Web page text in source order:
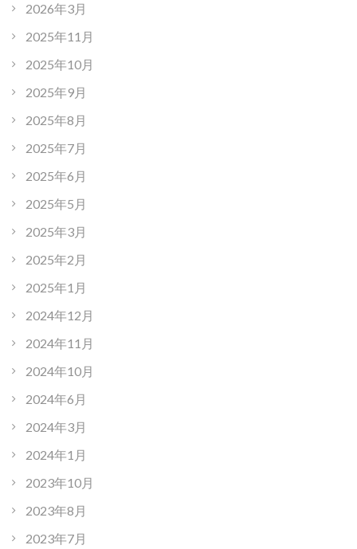
2026年3月
2025年11月
2025年10月
2025年9月
2025年8月
2025年7月
2025年6月
2025年5月
2025年3月
2025年2月
2025年1月
2024年12月
2024年11月
2024年10月
2024年6月
2024年3月
2024年1月
2023年10月
2023年8月
2023年7月